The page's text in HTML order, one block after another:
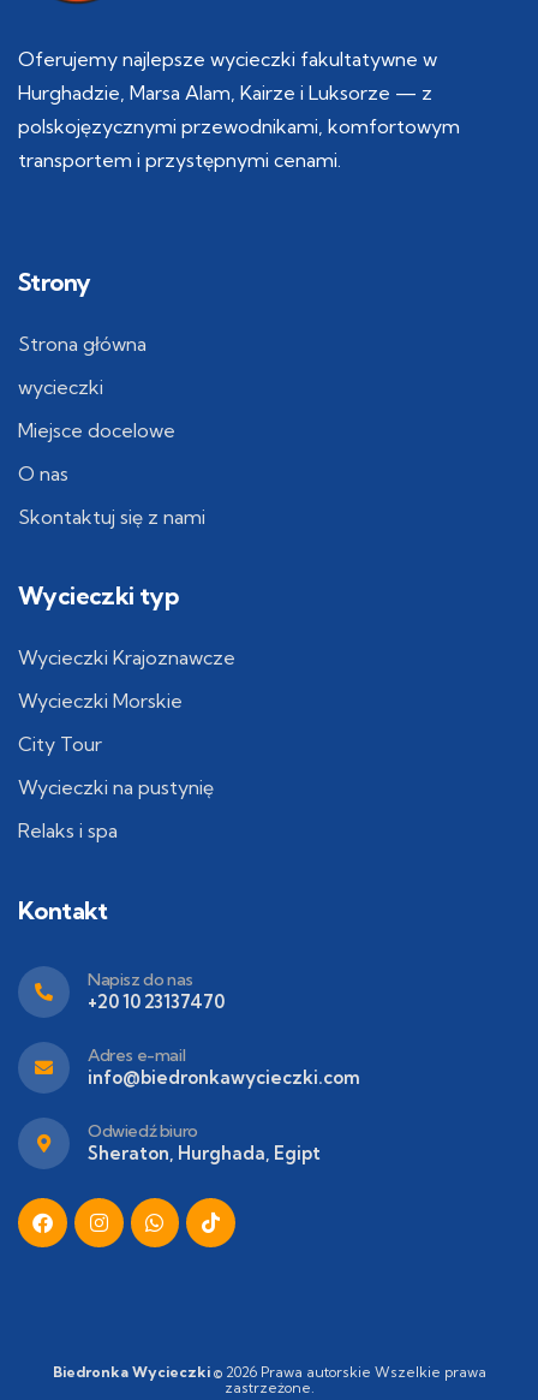
Oferujemy najlepsze wycieczki fakultatywne w
Hurghadzie, Marsa Alam, Kairze i Luksorze — z
polskojęzycznymi przewodnikami, komfortowym
transportem i przystępnymi cenami.
Strony
Strona główna
wycieczki
Miejsce docelowe
O nas
Skontaktuj się z nami
Wycieczki typ
Wycieczki Krajoznawcze
Wycieczki Morskie
City Tour
Wycieczki na pustynię
Relaks i spa
Kontakt
Napisz do nas
+20 10 23137470
Adres e-mail
info@biedronkawycieczki.com
Odwiedź biuro
Sheraton, Hurghada, Egipt
Biedronka Wycieczki© 2026 Prawa autorskie Wszelkie prawa
zastrzeżone.